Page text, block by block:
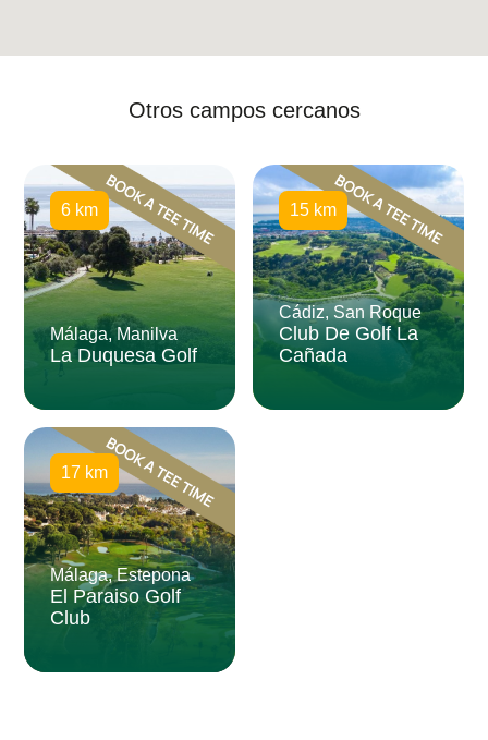
Otros campos cercanos
6 km
Málaga, Manilva
La Duquesa Golf
15 km
Cádiz, San Roque
Club De Golf La
Cañada
17 km
Málaga, Estepona
El Paraiso Golf
Club